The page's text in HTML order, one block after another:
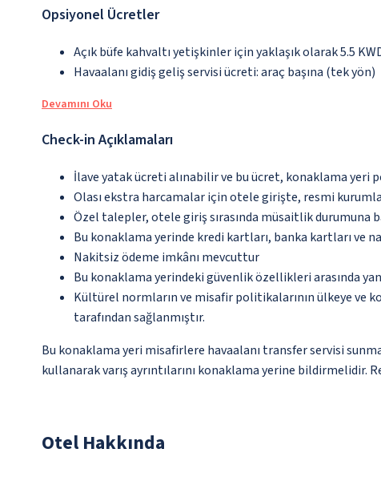
Opsiyonel Ücretler
Açık büfe kahvaltı yetişkinler için yaklaşık olarak 5.5
Havaalanı gidiş geliş servisi ücreti: araç başına (tek yön)
Devamını Oku
Check-in Açıklamaları
İlave yatak ücreti alınabilir ve bu ücret, konaklama
Olası ekstra harcamalar için otele girişte, resmi
Özel talepler, otele giriş sırasında müsaitlik durumuna
Bu konaklama yerinde kredi kartları, banka kartları ve
Nakitsiz ödeme imkânı mevcuttur
Bu konaklama yerindeki güvenlik özellikleri arasında
Kültürel normların ve misafir politikalarının ülkeye ve
tarafından sağlanmıştır.
Bu konaklama yeri misafirlere havaalanı transfer servisi
kullanarak varış ayrıntılarını konaklama yerine bildirmelidir.
Otel Hakkında